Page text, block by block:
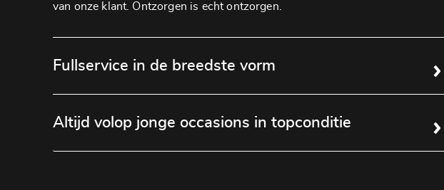
van onze klant. Ontzorgen is echt ontzorgen.
Fullservice in de breedste vorm
Altijd volop jonge occasions in topconditie